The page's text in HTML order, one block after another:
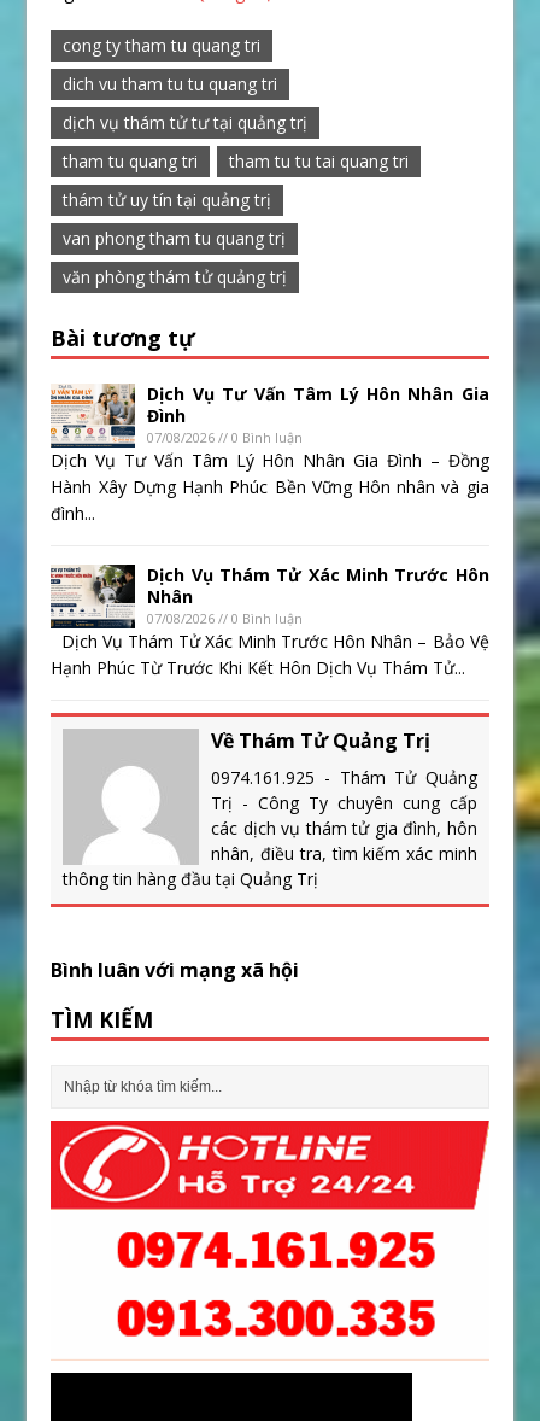
cong ty tham tu quang tri
dich vu tham tu tu quang tri
dịch vụ thám tử tư tại quảng trị
tham tu quang tri
tham tu tu tai quang tri
thám tử uy tín tại quảng trị
van phong tham tu quang trị
văn phòng thám tử quảng trị
Bài tương tự
Dịch Vụ Tư Vấn Tâm Lý Hôn Nhân Gia
Đình
07/08/2026 // 0 Bình luận
Dịch Vụ Tư Vấn Tâm Lý Hôn Nhân Gia Đình – Đồng
Hành Xây Dựng Hạnh Phúc Bền Vững Hôn nhân và gia
đình...
Dịch Vụ Thám Tử Xác Minh Trước Hôn
Nhân
07/08/2026 // 0 Bình luận
Dịch Vụ Thám Tử Xác Minh Trước Hôn Nhân – Bảo Vệ
Hạnh Phúc Từ Trước Khi Kết Hôn Dịch Vụ Thám Tử...
Về Thám Tử Quảng Trị
0974.161.925 - Thám Tử Quảng
Trị - Công Ty chuyên cung cấp
các dịch vụ thám tử gia đình, hôn
nhân, điều tra, tìm kiếm xác minh
thông tin hàng đầu tại Quảng Trị
Bình luân với mạng xã hội
TÌM KIẾM